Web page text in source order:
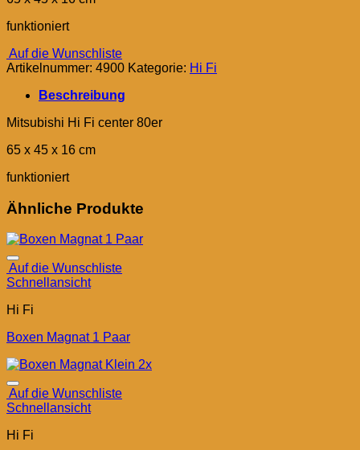
funktioniert
Auf die Wunschliste
Artikelnummer: 4900 Kategorie: Hi Fi
Beschreibung
Mitsubishi Hi Fi center 80er
65 x 45 x 16 cm
funktioniert
Ähnliche Produkte
Auf die Wunschliste
Schnellansicht
Hi Fi
Boxen Magnat 1 Paar
Auf die Wunschliste
Schnellansicht
Hi Fi